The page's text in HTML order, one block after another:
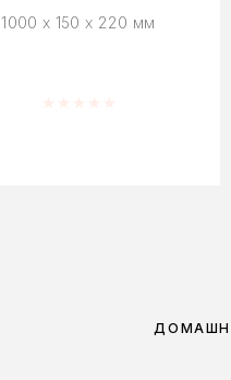
1000 x 150 x 220 мм